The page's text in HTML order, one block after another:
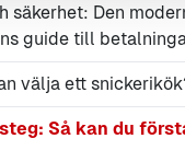
säkerhet: Den
guide till
välja ett
Så kan du